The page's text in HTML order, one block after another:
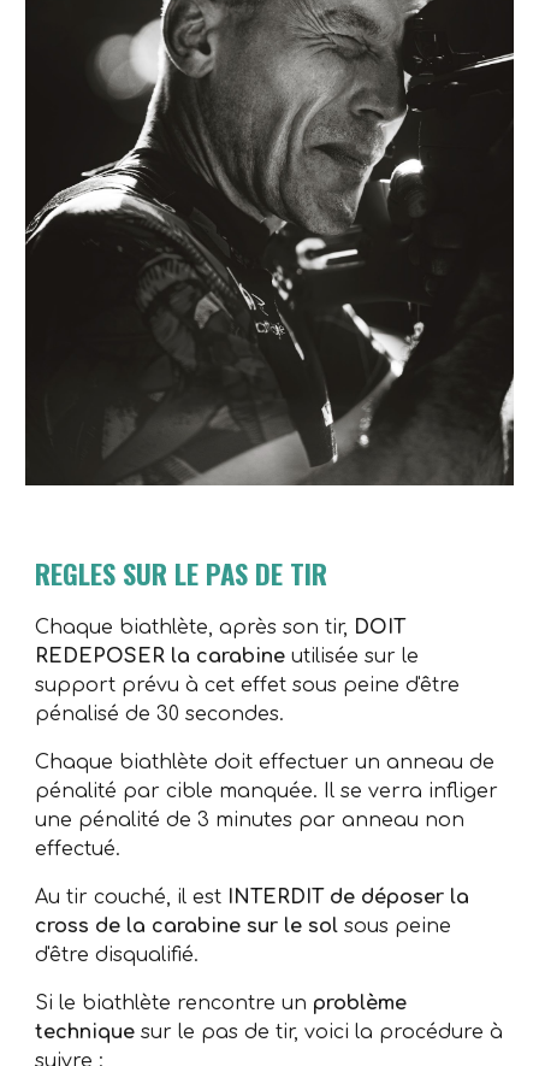
REGLES SUR LE PAS DE TIR
Chaque biathlète, après son tir, DOIT
REDEPOSER la carabine utilisée sur le
support prévu à cet effet sous peine d'être
pénalisé de 30 secondes.
Chaque biathlète doit effectuer un anneau de
pénalité par cible manquée. Il se verra infliger
une pénalité de 3 minutes par anneau non
effectué.
Au tir couché, il est INTERDIT de déposer la
cross de la carabine sur le sol sous peine
d'être disqualifié.
Si le biathlète rencontre un problème
technique sur le pas de tir, voici la procédure à
suivre :